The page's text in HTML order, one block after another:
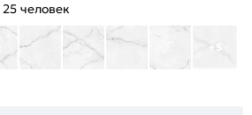
25 человек
+5